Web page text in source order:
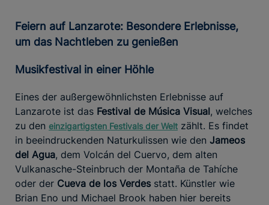
Feiern auf Lanzarote: Besondere Erlebnisse,
um das Nachtleben zu genießen
Musikfestival in einer Höhle
Eines der außergewöhnlichsten Erlebnisse auf
Lanzarote ist das Festival de Música Visual, welches
zu den einzigartigsten Festivals der Welt zählt. Es findet
in beeindruckenden Naturkulissen wie den Jameos
del Agua, dem Volcán del Cuervo, dem alten
Vulkanasche-Steinbruch der Montaña de Tahíche
oder der Cueva de los Verdes statt. Künstler wie
Brian Eno und Michael Brook haben hier bereits